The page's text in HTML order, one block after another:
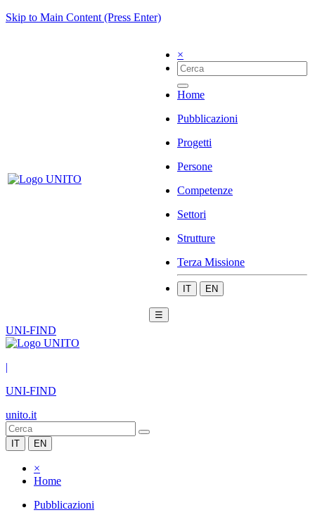
Skip to Main Content (Press Enter)
×
Home
Pubblicazioni
Progetti
Persone
Competenze
Settori
Strutture
Terza Missione
IT EN
☰
UNI-FIND
|
UNI-FIND
unito.it
IT EN
×
Home
Pubblicazioni